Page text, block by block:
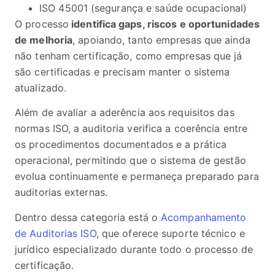
ISO 45001 (segurança e saúde ocupacional)
O processo identifica gaps, riscos e oportunidades
de melhoria, apoiando, tanto empresas que ainda
não tenham certificação, como empresas que já
são certificadas e precisam manter o sistema
atualizado.
Além de avaliar a aderência aos requisitos das
normas ISO, a auditoria verifica a coerência entre
os procedimentos documentados e a prática
operacional, permitindo que o sistema de gestão
evolua continuamente e permaneça preparado para
auditorias externas.
Dentro dessa categoria está o Acompanhamento
de Auditorias ISO, que oferece suporte técnico e
jurídico especializado durante todo o processo de
certificação.